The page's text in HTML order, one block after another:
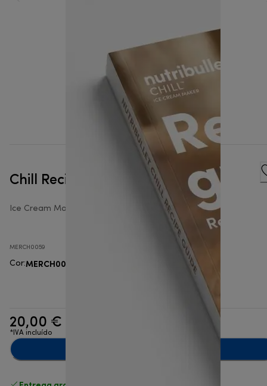
Chill Recipe Book
Ice Cream Makers Accessories
MERCH0059
Cor:MERCH0059
20,00 €
*IVA incluído